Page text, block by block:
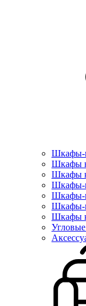
Шкафы-
Шкафы
Шкафы
Шкафы-
Шкафы-
Шкафы-
Шкафы